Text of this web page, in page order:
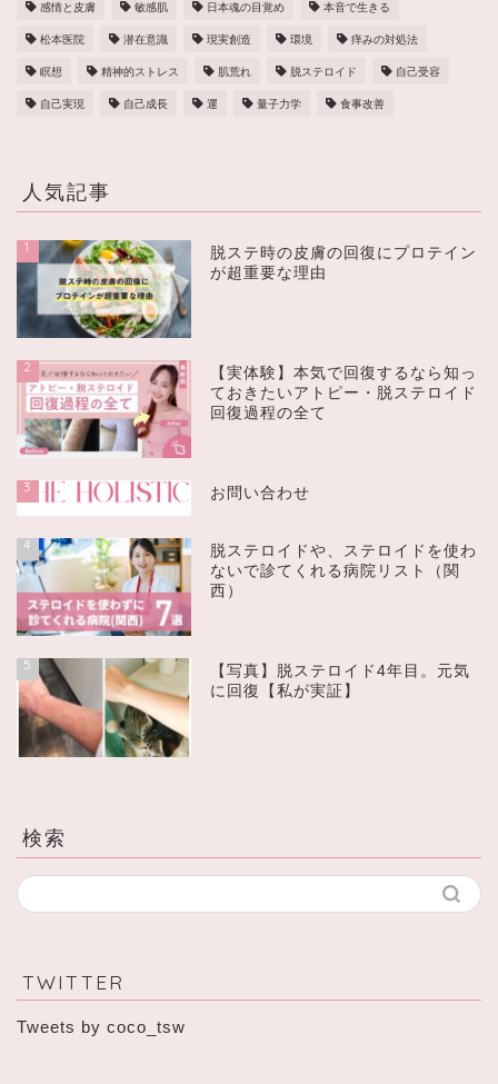
感情と皮膚 敏感肌 日本魂の目覚め 本音で生きる
松本医院 潜在意識 現実創造 環境 痒みの対処法
瞑想 精神的ストレス 肌荒れ 脱ステロイド 自己受容
自己実現 自己成長 運 量子力学 食事改善
人気記事
1
脱ステ時の皮膚の回復にプロテイン
が超重要な理由
2
【実体験】本気で回復するなら知っ
ておきたいアトピー・脱ステロイド
回復過程の全て
3 お問い合わせ
4
脱ステロイドや、ステロイドを使わ
ないで診てくれる病院リスト（関
西）
5
【写真】脱ステロイド4年目。元気
に回復【私が実証】
検索
TWITTER
Tweets by coco_tsw